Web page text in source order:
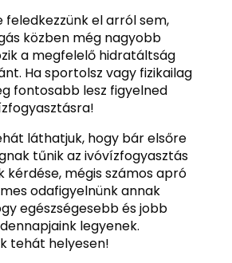
feledkezzünk el arról sem,
közben még nagyobb
a megfelelő hidratáltság
Ha sportolsz vagy fizikailag
fontosabb lesz figyelned
láthatjuk, hogy bár elsőre
tűnik az ivóvízfogyasztás
kérdése, mégis számos apró
odafigyelnünk annak
egészségesebb és jobb
legyenek.
tehát helyesen!